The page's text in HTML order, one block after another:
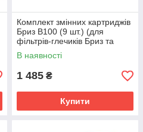
Комплект змінних картриджів
Бриз В100 (9 шт.) (для
фiльтрiв-глечиків Бриз та
Аквафор)
В наявності
1 485 ₴
Купити